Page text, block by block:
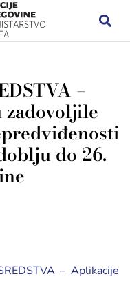
–
do 26.
– Aplikacije